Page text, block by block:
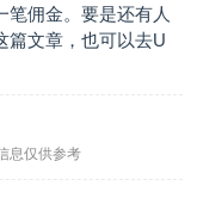
笔佣金。要是还有人
篇文章，也可以去U
息仅供参考